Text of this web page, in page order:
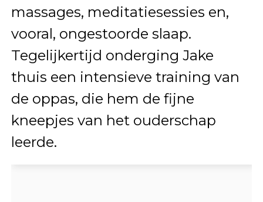
massages, meditatiesessies en,
vooral, ongestoorde slaap.
Tegelijkertijd onderging Jake
thuis een intensieve training van
de oppas, die hem de fijne
kneepjes van het ouderschap
leerde.